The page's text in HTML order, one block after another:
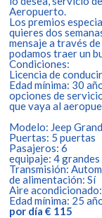
Aeropuerto.
Los premios
quieres dos
mensaje a través
podamos traer un
Condiciones:
Licencia de
Edad mínima: 30
opciones de
que vaya al
Modelo: Jeep
Puertas: 5 puertas
Pasajeros: 6
equipaje: 4
Transmisión:
de alimentación: Sí
Aire
Edad mínima: 25
por día € 115